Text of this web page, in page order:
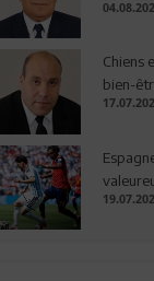
Chiens
bien-